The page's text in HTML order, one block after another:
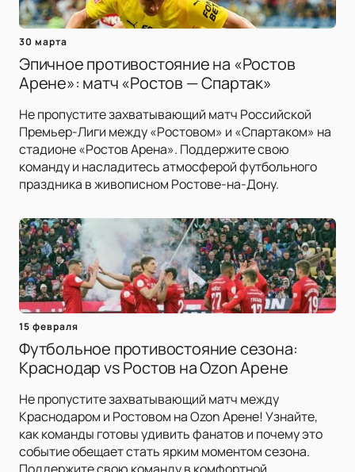
30 марта
Эпичное противостояние на «Ростов
Арене»: матч «Ростов — Спартак»
Не пропустите захватывающий матч Российской
Премьер-Лиги между «Ростовом» и «Спартаком» на
стадионе «Ростов Арена». Поддержите свою
команду и насладитесь атмосферой футбольного
праздника в живописном Ростове-на-Дону.
15 февраля
Футбольное противостояние сезона:
Краснодар vs Ростов на Ozon Арене
Не пропустите захватывающий матч между
Краснодаром и Ростовом на Ozon Арене! Узнайте,
как команды готовы удивить фанатов и почему это
событие обещает стать ярким моментом сезона.